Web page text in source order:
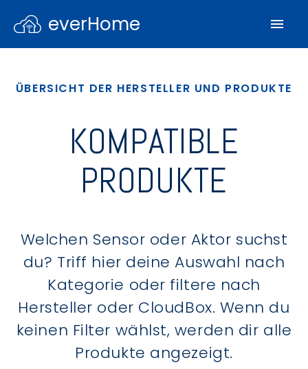
everHome
ÜBERSICHT DER HERSTELLER UND PRODUKTE
KOMPATIBLE
PRODUKTE
Welchen Sensor oder Aktor suchst
du? Triff hier deine Auswahl nach
Kategorie oder filtere nach
Hersteller oder CloudBox. Wenn du
keinen Filter wählst, werden dir alle
Produkte angezeigt.